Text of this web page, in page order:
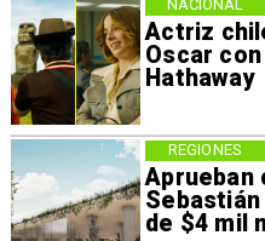
Actriz
Oscar
Hathaway
NACIONAL
Aprueban
de $4 mil
REGIONES